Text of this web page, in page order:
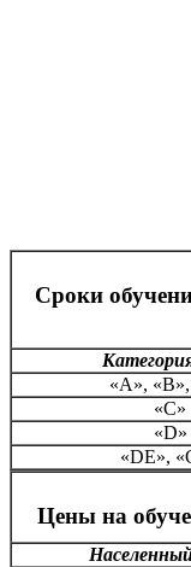
Сроки
«А»,
«С»
«D»
«DE»,
Цены на